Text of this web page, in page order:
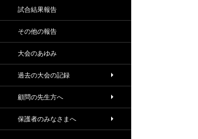
試合結果報告
その他の報告
大会のあゆみ
過去の大会の記録
顧問の先生方へ
保護者のみなさまへ